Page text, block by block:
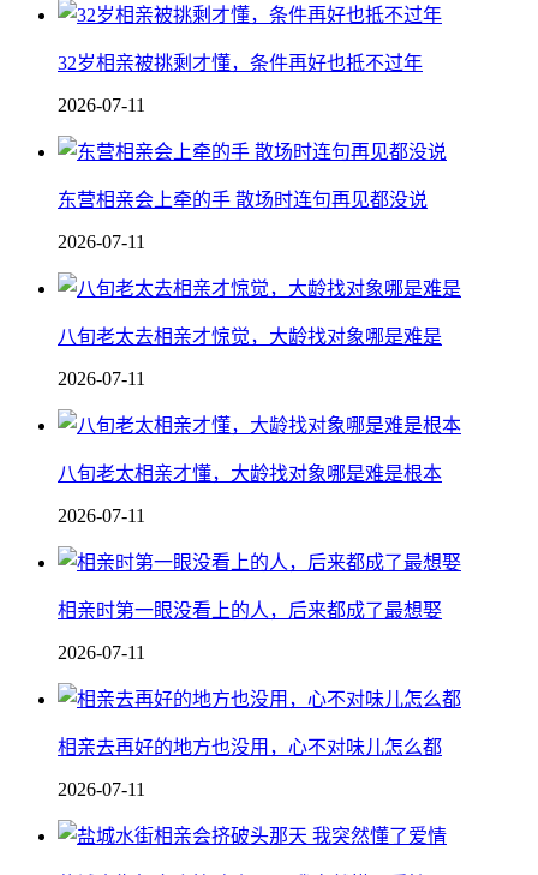
32岁相亲被挑剩才懂，条件再好也抵不过年
2026-07-11
东营相亲会上牵的手 散场时连句再见都没说
2026-07-11
八旬老太去相亲才惊觉，大龄找对象哪是难是
2026-07-11
八旬老太相亲才懂，大龄找对象哪是难是根本
2026-07-11
相亲时第一眼没看上的人，后来都成了最想娶
2026-07-11
相亲去再好的地方也没用，心不对味儿怎么都
2026-07-11